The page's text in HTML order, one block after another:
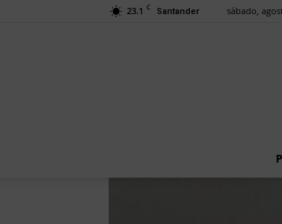
23.1 C Santander sábado,